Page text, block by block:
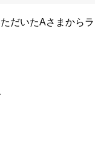
だいたAさまからラ